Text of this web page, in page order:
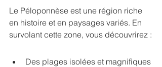
Le Péloponnèse est une région riche
en histoire et en paysages variés. En
survolant cette zone, vous découvrirez :
Des plages isolées et magnifiques